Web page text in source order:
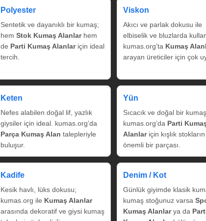
Polyester
Sentetik ve dayanıklı bir kumaş;
hem Stok Kumaş Alanlarhem
de Parti Kumaş Alanlariçin ideal
tercih.
Viskon
Akıcı ve parlak dokusu ile
elbiselik ve bluzlarda
kumas.org’ta Kumaş
arayan üreticiler için çok
Keten
Nefes alabilen doğal lif, yazlık
giysiler için ideal. kumas.org’da
Parça Kumaş Alan talepleriyle
buluşur.
Yün
Sıcacık ve doğal bir
kumas.org’da Parti
Alanlariçin kışlık stokların
önemli bir parçası.
Kadife
Kesik havlı, lüks dokusu;
kumas.org ile Kumaş Alanlar
arasında dekoratif ve giysi kumaş
Denim / Kot
Günlük giyimde klasik
kumaş stoğunuz varsa
Kumaş Alanlarya da